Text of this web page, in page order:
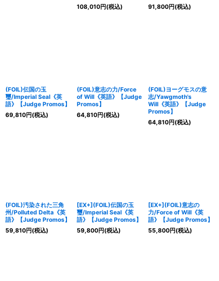
108,010円(税込)
91,800円(税込)
(FOIL)伝国の玉
璽/Imperial Seal《英
語》【Judge Promos】
69,810円(税込)
(FOIL)意志の力/Force
of Will《英語》【Judge
Promos】
64,810円(税込)
(FOIL)ヨーグモスの意
志/Yawgmoth's
Will《英語》【Judge
Promos】
64,810円(税込)
(FOIL)汚染された三角
州/Polluted Delta《英
語》【Judge Promos】
59,810円(税込)
[EX+](FOIL)伝国の玉
璽/Imperial Seal《英
語》【Judge Promos】
59,800円(税込)
[EX+](FOIL)意志の
力/Force of Will《英
語》【Judge Promos】
55,800円(税込)